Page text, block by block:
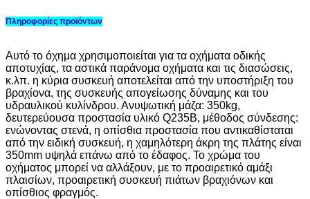
Πληροφορίες προϊόντων
Αυτό το όχημα χρησιμοποιείται για τα οχήματα οδικής
αποτυχίας, τα αστικά παράνομα οχήματα και τις διασώσεις,
κ.λπ. η κύρια συσκευή αποτελείται από την υποστήριξη του
βραχίονα, της συσκευής απογείωσης δύναμης και του
υδραυλικού κυλίνδρου. Ανυψωτική μάζα: 350kg,
δευτερεύουσα προστασία υλικό Q235B, μέθοδος σύνδεσης:
ενώνοντας στενά, η οπίσθια προστασία που αντικαθίσταται
από την ειδική συσκευή, η χαμηλότερη άκρη της πλάτης είναι
350mm υψηλά επάνω από το έδαφος. Το χρώμα του
οχήματος μπορεί να αλλάξουν, με το προαιρετικό αμάξι
πλαισίων, προαιρετική συσκευή πιάτων βραχιόνων και
οπίσθιος φραγμός.